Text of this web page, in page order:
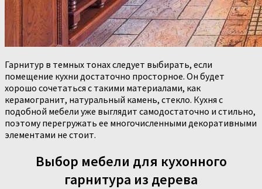
Гарнитур в темных тонах следует выбирать, если
помещение кухни достаточно просторное. Он будет
хорошо сочетаться с такими материалами, как
керамогранит, натуральный камень, стекло. Кухня с
подобной мебели уже выглядит самодостаточно и стильно,
поэтому перегружать ее многочисленными декоративными
элементами не стоит.
Выбор мебели для кухонного
гарнитура из дерева